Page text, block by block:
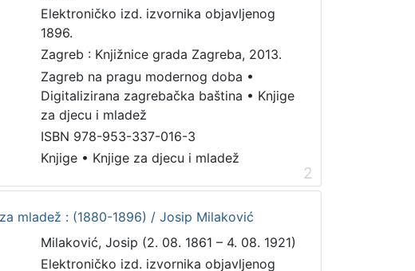
Elektroničko izd. izvornika objavljenog
1896.
Zagreb : Knjižnice grada Zagreba, 2013.
Zagreb na pragu modernog doba •
Digitalizirana zagrebačka baština • Knjige
za djecu i mladež
ISBN 978-953-337-016-3
Knjige• Knjige za djecu i mladež
2
mladež : (1880-1896) / Josip Milaković
Milaković, Josip (2. 08. 1861 – 4. 08. 1921)
Elektroničko izd. izvornika objavljenog